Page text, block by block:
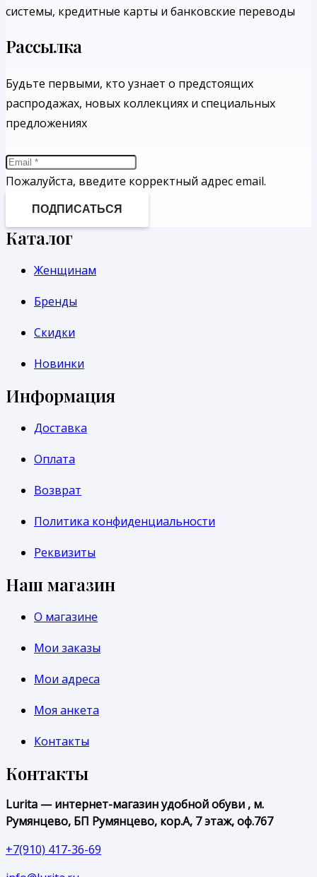
системы, кредитные карты и банковские переводы
Рассылка
Будьте первыми, кто узнает о предстоящих
распродажах, новых коллекциях и специальных
предложениях
Пожалуйста, введите корректный адрес email.
ПОДПИСАТЬСЯ
Каталог
Женщинам
Бренды
Скидки
Новинки
Информация
Доставка
Оплата
Возврат
Политика конфиденциальности
Реквизиты
Наш магазин
О магазине
Мои заказы
Мои адреса
Моя анкета
Контакты
Контакты
Lurita — интернет-магазин удобной обуви , м.
Румянцево, БП Румянцево, кор.А, 7 этаж, оф.767
+7(910) 417-36-69